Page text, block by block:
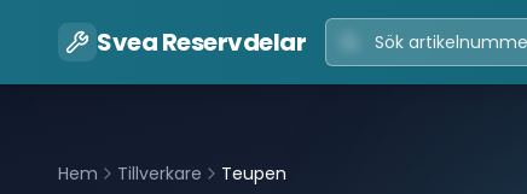
Svea Reservdelar
Hem Tillverkare Teupen